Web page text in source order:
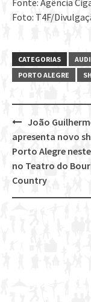
Foto: T4F/
CATEGORIAS
PORTO ALEGRE
Post
navigation
João
apresenta novo
Porto Alegre
no Teatro do
Country